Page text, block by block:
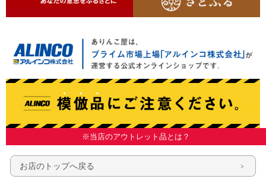
※当店のアウトレット品とは？
お店のトップへ戻る